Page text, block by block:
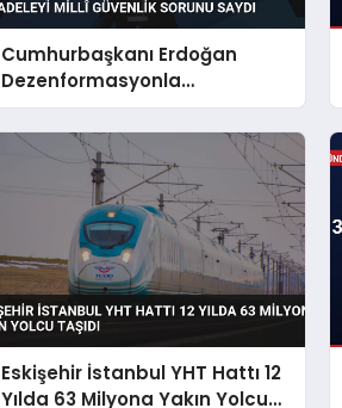
Cumhurbaşkanı Erdoğan
Dezenformasyonla
Mücadeleyi Millî Güvenlik
Sorunu Saydı
Eskişehir İstanbul YHT Hattı 12
Yılda 63 Milyona Yakın Yolcu